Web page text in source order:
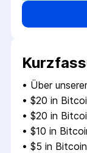
• Über
• $20 in
• $20 in
• $10 in
• $5 in